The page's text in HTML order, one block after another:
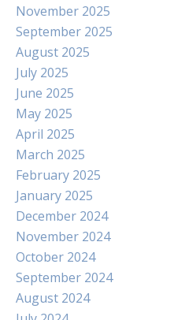
November 2025
September 2025
August 2025
July 2025
June 2025
May 2025
April 2025
March 2025
February 2025
January 2025
December 2024
November 2024
October 2024
September 2024
August 2024